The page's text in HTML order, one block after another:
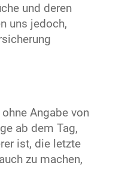
und deren
uns jedoch,
Angabe von
ab dem Tag,
ist, die letzte
zu machen,